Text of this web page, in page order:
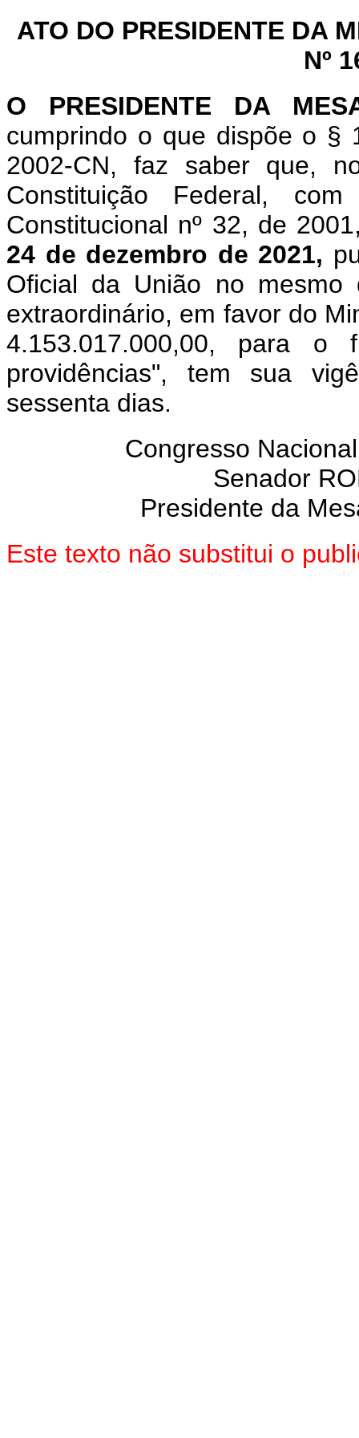
ATO DO PRESIDENTE DA
Nº
O PRESIDENTE DA
cumprindo o que dispõe o §
2002-CN, faz saber que,
Constituição Federal,
Constitucional nº 32, de
24 de dezembro de 2021,
Oficial da União no
extraordinário, em favor do
4.153.017.000,00, para
providências", tem sua
sessenta dias.
Congresso
Senador
Presidente da
Este texto não substitui o